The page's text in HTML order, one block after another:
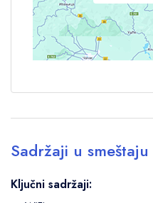
Sadržaji u smeštaju
Ključni sadržaji: